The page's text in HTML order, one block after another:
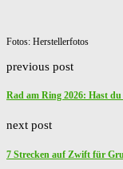
Fotos: Herstellerfotos
previous post
Rad am Ring 2026: Hast
next post
7 Strecken auf Zwift für